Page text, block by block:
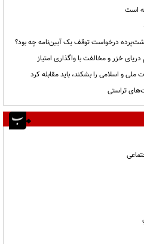
است
پشت‌پرده درخواست توقف یک آیین‌نامه چه بود؟
خزر و مخالفت با واگذاری امتیاز
و اسلامی را بشکند، باید مقابله کرد